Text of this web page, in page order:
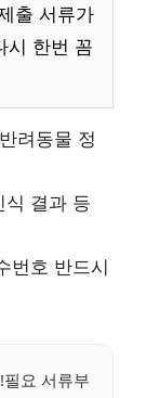
출 서류가
시 한번 꼼
려동물 정
식 결과 등
번호 반드시
요 서류부